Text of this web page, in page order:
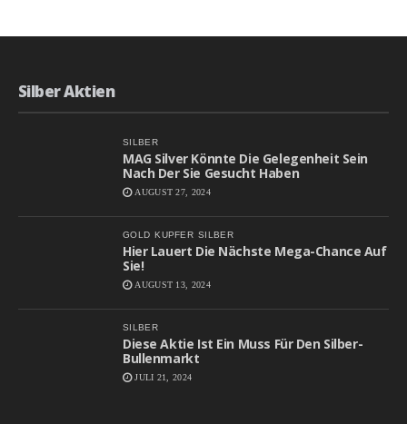
Silber Aktien
SILBER
MAG Silver Könnte Die Gelegenheit Sein
Nach Der Sie Gesucht Haben
AUGUST 27, 2024
GOLD KUPFER SILBER
Hier Lauert Die Nächste Mega-Chance Auf
Sie!
AUGUST 13, 2024
SILBER
Diese Aktie Ist Ein Muss Für Den Silber-
Bullenmarkt
JULI 21, 2024